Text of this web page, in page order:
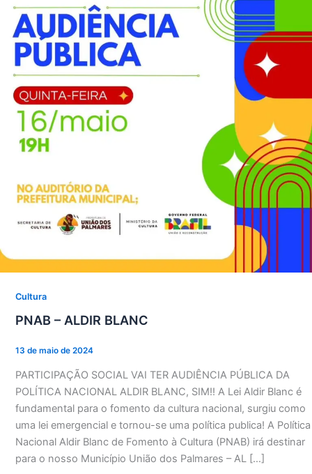
Cultura
PNAB – ALDIR BLANC
13 de maio de 2024
PARTICIPAÇÃO SOCIAL VAI TER AUDIÊNCIA PÚBLICA DA
POLÍTICA NACIONAL ALDIR BLANC, SIM!! A Lei Aldir Blanc é
fundamental para o fomento da cultura nacional, surgiu como
uma lei emergencial e tornou-se uma política publica! A Política
Nacional Aldir Blanc de Fomento à Cultura (PNAB) irá destinar
para o nosso Município União dos Palmares – AL […]